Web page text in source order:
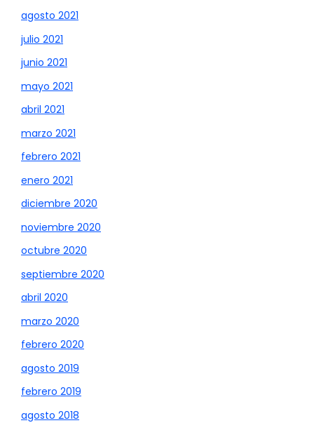
agosto 2021
julio 2021
junio 2021
mayo 2021
abril 2021
marzo 2021
febrero 2021
enero 2021
diciembre 2020
noviembre 2020
octubre 2020
septiembre 2020
abril 2020
marzo 2020
febrero 2020
agosto 2019
febrero 2019
agosto 2018